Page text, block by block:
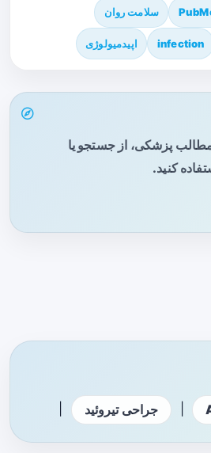
سلامت روان
infection اپیدمیولوژی
پزشکی، از جستجو یا
کنید.
جراحی تیروئید